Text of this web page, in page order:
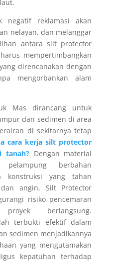
negatif reklamasi akan
nelayan, dan melanggar
antara silt protector
mempertimbangkan
direncanakan dengan
mengorbankan alam
Mas dirancang untuk
dan sedimen di area
di sekitarnya tetap
cara kerja silt protector
tanah?Dengan material
pelampung berbahan
konstruksi yang tahan
angin, Silt Protector
risiko pencemaran
berlangsung.
terbukti efektif dalam
sedimen menjadikannya
yang mengutamakan
kepatuhan terhadap